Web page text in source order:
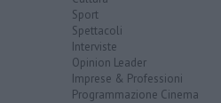
Sport
Spettacoli
Interviste
Opinion Leader
Imprese & Professioni
Programmazione Cinema